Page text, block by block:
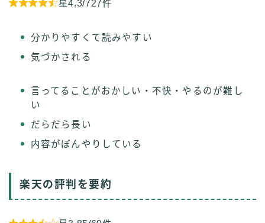
星4.3/727件
分かりやすくて読みやすい
気づかされる
言ってることがおかしい・不快・やるのが難し
い
だらだら長い
内容がぼんやりしている
楽天の評判を要約